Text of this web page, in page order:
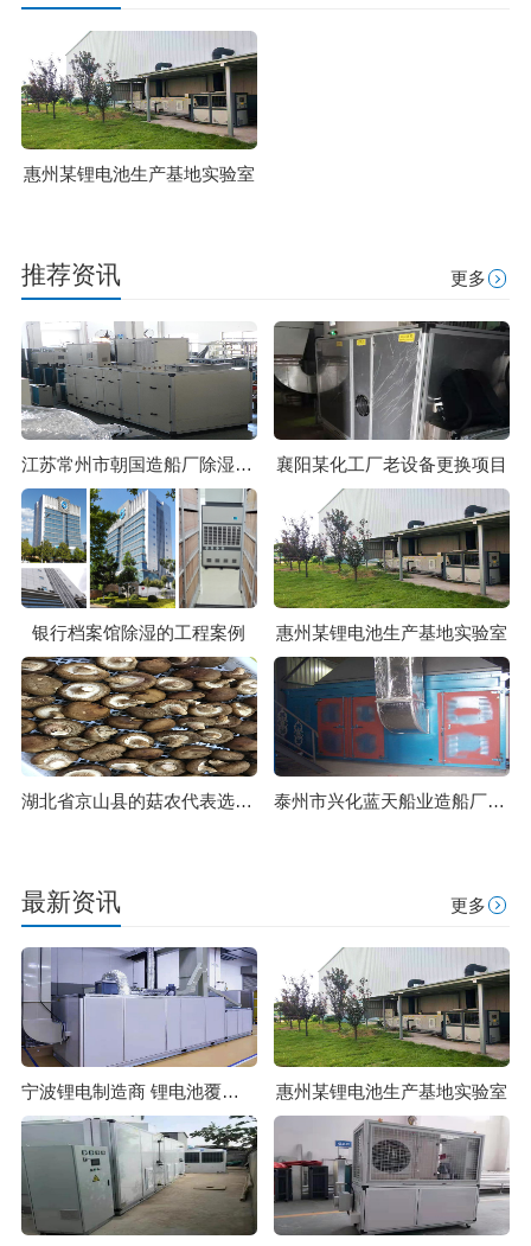
惠州某锂电池生产基地实验室
推荐资讯 更多
江苏常州市朝国造船厂除湿机解决方案 襄阳某化工厂老设备更换项目
银行档案馆除湿的工程案例 惠州某锂电池生产基地实验室
湖北省京山县的菇农代表选用我们安诗曼食用菌烘干机模块即香菇烘干机 泰州市兴化蓝天船业造船厂 大型转轮除湿机组
最新资讯 更多
宁波锂电制造商 锂电池覆膜生产车间除湿项目 惠州某锂电池生产基地实验室